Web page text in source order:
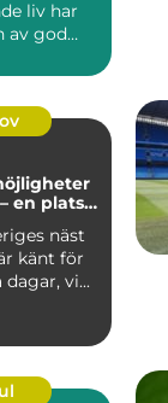
liv har
av god
en plats
näst
känt för
vi...